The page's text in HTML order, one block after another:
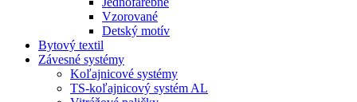
Vzorované
Detský motív
Bytový textil
Závesné systémy
Koľajnicové systémy
TS-koľajnicový systém AL